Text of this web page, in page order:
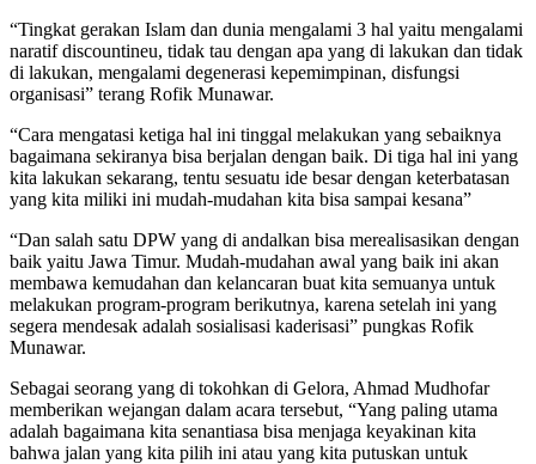
“Tingkat gerakan Islam dan dunia mengalami 3 hal yaitu mengalami
naratif discountineu, tidak tau dengan apa yang di lakukan dan tidak
di lakukan, mengalami degenerasi kepemimpinan, disfungsi
organisasi” terang Rofik Munawar.
“Cara mengatasi ketiga hal ini tinggal melakukan yang sebaiknya
bagaimana sekiranya bisa berjalan dengan baik. Di tiga hal ini yang
kita lakukan sekarang, tentu sesuatu ide besar dengan keterbatasan
yang kita miliki ini mudah-mudahan kita bisa sampai kesana”
“Dan salah satu DPW yang di andalkan bisa merealisasikan dengan
baik yaitu Jawa Timur. Mudah-mudahan awal yang baik ini akan
membawa kemudahan dan kelancaran buat kita semuanya untuk
melakukan program-program berikutnya, karena setelah ini yang
segera mendesak adalah sosialisasi kaderisasi” pungkas Rofik
Munawar.
Sebagai seorang yang di tokohkan di Gelora, Ahmad Mudhofar
memberikan wejangan dalam acara tersebut, “Yang paling utama
adalah bagaimana kita senantiasa bisa menjaga keyakinan kita
bahwa jalan yang kita pilih ini atau yang kita putuskan untuk